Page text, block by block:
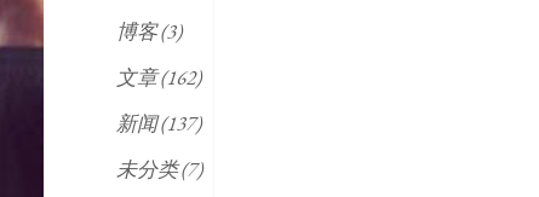
博客(3)
文章(162)
新闻(137)
未分类(7)